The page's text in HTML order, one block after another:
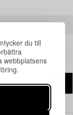
du till
webbplatsens